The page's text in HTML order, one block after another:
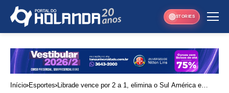
STORIES
Início Esportes Librade vence por 2 a 1, elimina o Sul América e